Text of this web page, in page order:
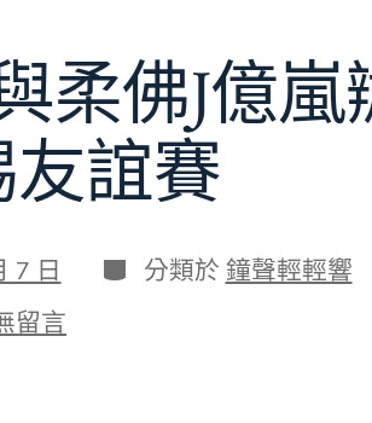
柔佛J億嵐
誼賽
7 日 分
類
分類於 鐘聲輕輕響
留言